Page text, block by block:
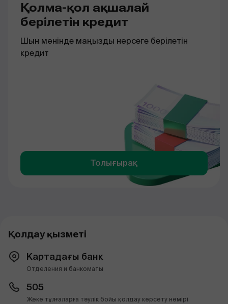
Қолма-қол ақшалай
берілетін кредит
Шын мәнінде маңызды нәрсеге берілетін
кредит
Толығырақ
Қолдау қызметі
Картадағы банк
Отделения и банкоматы
505
Жеке тұлғаларға тәулік бойы қолдау көрсету нөмірі